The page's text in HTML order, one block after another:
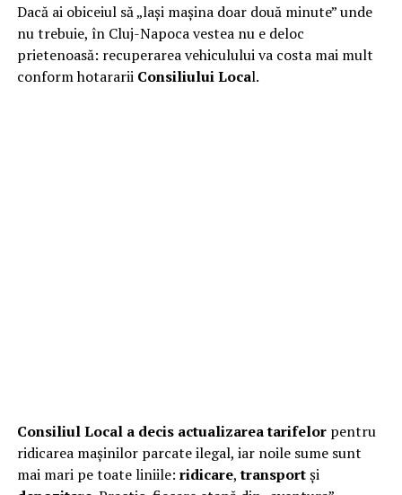
Dacă ai obiceiul să „lași mașina doar două minute” unde
nu trebuie, în Cluj-Napocavestea nu e deloc
prietenoasă: recuperarea vehiculului va costa mai mult
conform hotararii Consiliului Local.
Consiliul Local a decis actualizarea tarifelorpentru
ridicarea mașinilor parcate ilegal, iar noile sume sunt
mai mari pe toate liniile: ridicare,transportși